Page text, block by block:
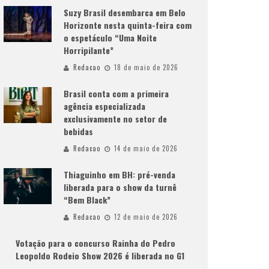
Suzy Brasil desembarca em Belo
Horizonte nesta quinta-feira com
o espetáculo “Uma Noite
Horripilante”
Redacao 18 de maio de 2026
Brasil conta com a primeira
agência especializada
exclusivamente no setor de
bebidas
Redacao 14 de maio de 2026
Thiaguinho em BH: pré-venda
liberada para o show da turnê
“Bem Black”
Redacao 12 de maio de 2026
Votação para o concurso Rainha do Pedro
Leopoldo Rodeio Show 2026 é liberada no G1